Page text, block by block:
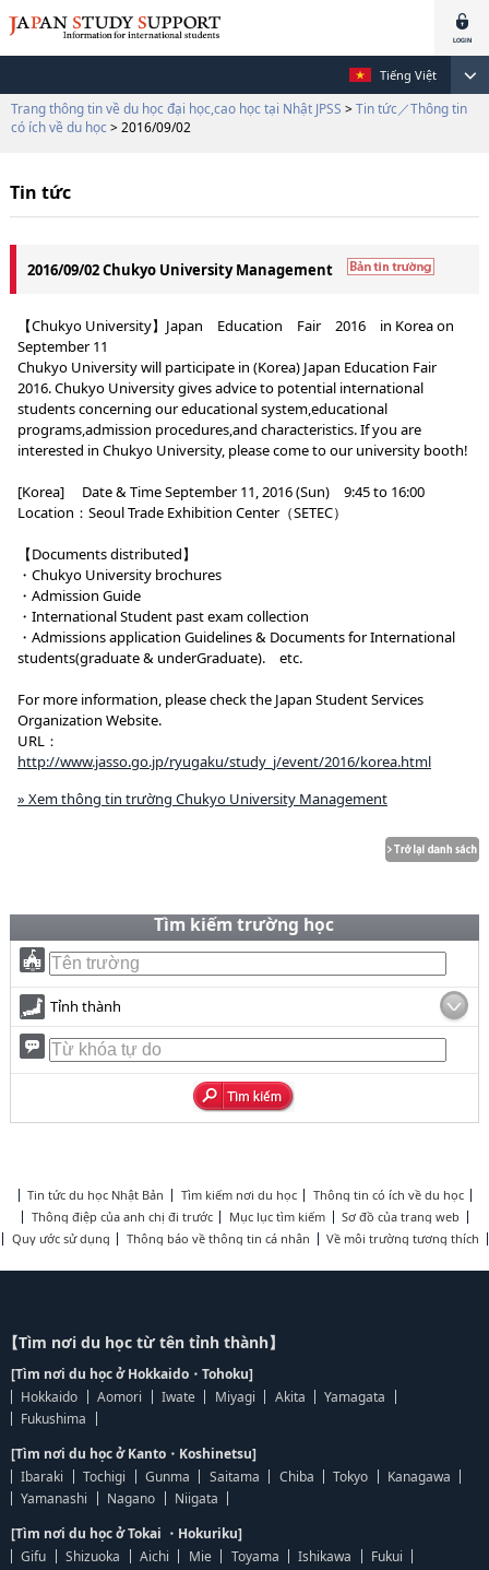
Tiếng Việt
Trang thông tin về du học đại học,cao học tại Nhật JPSS > Tin tức／Thông tin
có ích về du học > 2016/09/02
Tin tức
2016/09/02 Chukyo University Management
【Chukyo University】Japan Education Fair 2016 in Korea on
September 11
Chukyo University will participate in (Korea) Japan Education Fair
2016. Chukyo University gives advice to potential international
students concerning our educational system,educational
programs,admission procedures,and characteristics. If you are
interested in Chukyo University, please come to our university booth!
[Korea] Date & Time September 11, 2016 (Sun) 9:45 to 16:00
Location：Seoul Trade Exhibition Center（SETEC）
【Documents distributed】
・Chukyo University brochures
・Admission Guide
・International Student past exam collection
・Admissions application Guidelines & Documents for International
students(graduate & underGraduate). etc.
For more information, please check the Japan Student Services
Organization Website.
URL：
http://www.jasso.go.jp/ryugaku/study_j/event/2016/korea.html
» Xem thông tin trường Chukyo University Management
Tìm kiếm trường học
Tỉnh thành
Tin tức du học Nhật Bản Tìm kiếm nơi du học
Thông tin có ích về du học
Thông điệp của anh chị đi trước
Mục lục tìm kiếm
Sơ đồ của trang web
Quy ước sử dụng
Thông báo về thông tin cá nhân Về môi trường tương thích
【Tìm nơi du học từ tên tỉnh thành】
[Tìm nơi du học ở Hokkaido・Tohoku]
Hokkaido
Aomori Iwate Miyagi Akita
Yamagata
Fukushima
[Tìm nơi du học ở Kanto・Koshinetsu]
Ibaraki
Tochigi Gunma Saitama Chiba Tokyo
Kanagawa
Yamanashi
Nagano
Niigata
[Tìm nơi du học ở Tokai ・Hokuriku]
Gifu
Shizuoka Aichi Mie Toyama Ishikawa
Fukui